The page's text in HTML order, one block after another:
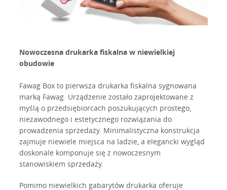
Nowoczesna drukarka fiskalna w niewielkiej
obudowie
Fawag Box to pierwsza drukarka fiskalna sygnowana
marką Fawag. Urządzenie zostało zaprojektowane z
myślą o przedsiębiorcach poszukujących prostego,
niezawodnego i estetycznego rozwiązania do
prowadzenia sprzedaży. Minimalistyczna konstrukcja
zajmuje niewiele miejsca na ladzie, a elegancki wygląd
doskonale komponuje się z nowoczesnym
stanowiskiem sprzedaży.
Pomimo niewielkich gabarytów drukarka oferuje